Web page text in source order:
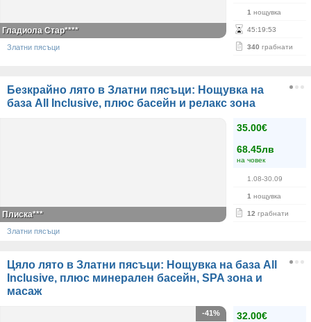
1 нощувка
45:19:53
340 грабнати
Гладиола Стар****
Златни пясъци
Безкрайно лято в Златни пясъци: Нощувка на
база All Inclusive, плюс басейн и релакс зона
35.00€
68.45лв
на човек
1.08-30.09
1 нощувка
12 грабнати
Плиска***
Златни пясъци
Цяло лято в Златни пясъци: Нощувка на база All
Inclusive, плюс минерален басейн, SPA зона и
масаж
32.00€
-41%